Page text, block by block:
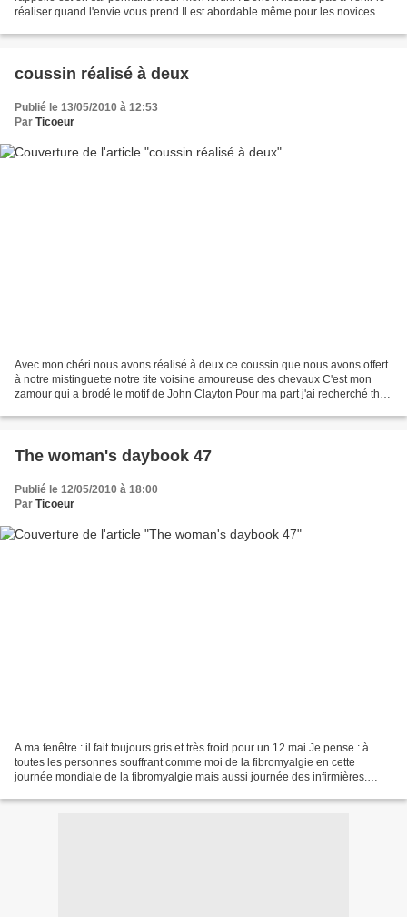
réaliser quand l'envie vous prend Il est abordable même pour les novices en
coussin réalisé à deux
Publié le 13/05/2010 à 12:53
Par Ticoeur
Avec mon chéri nous avons réalisé à deux ce coussin que nous avons offert
à notre mistinguette notre tite voisine amoureuse des chevaux C'est mon
zamour qui a brodé le motif de John Clayton Pour ma part j'ai recherché the
The woman's daybook 47
Publié le 12/05/2010 à 18:00
Par Ticoeur
A ma fenêtre : il fait toujours gris et très froid pour un 12 mai Je pense : à
toutes les personnes souffrant comme moi de la fibromyalgie en cette
journée mondiale de la fibromyalgie mais aussi journée des infirmières.